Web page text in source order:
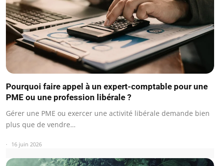
Pourquoi faire appel à un expert-comptable pour une
PME ou une profession libérale ?
Gérer une PME ou exercer une activité libérale demande bien
plus que de vendre…
16 juin 2026